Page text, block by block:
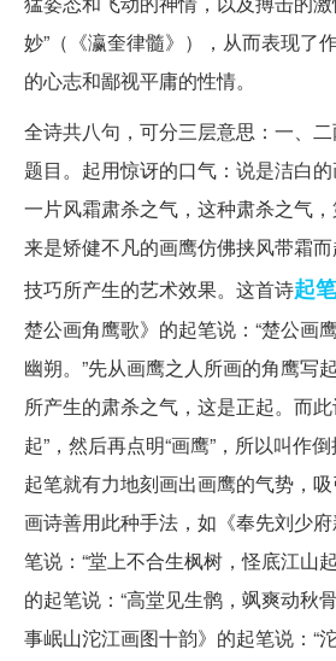
妙”（《瀛奎律髓》），从而表现了
的心志和鄙视平庸的性情。
全诗共八句，可分三层意思：一、
题目。起用惊讶的口气：说是洁白
一片风霜肃杀之气，这种肃杀之气
来是矫健不凡的画鹰仿佛挟风带霜
技巧所产生的艺术效果。这首诗起笔
楚公画角鹰歌》的起笔说：“楚公画
幽朔。”先从画鹰之人所画的角鹰写
所产生的肃杀之气，这是正起。而
起”，然后再点明“画鹰”，所以叫作
起笔就有力地刻画出画鹰的气势，
画诗善用此种手法，如《奉先刘少
笔说：“堂上不合生枫树，怪底江山
的起笔说：“高堂见生鹘，飒爽动秋
事岷山沱江画图十韵》的起笔说：“